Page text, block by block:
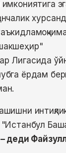
хурсанд
Лигасида
ёрдам
"Истанбул
– деди